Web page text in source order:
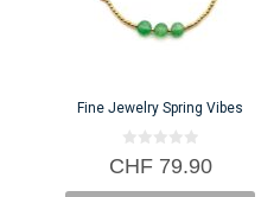
Fine Jewelry Spring Vibes
0
v
CHF79.90